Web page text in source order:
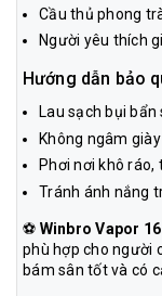
Cầu thủ phong
Người yêu thích
Hướng dẫn bảo
Lau sạch bụi bẩn
Không ngâm
Phơi nơi khô ráo,
Tránh ánh nắng
⚽ Winbro Vapor
phù hợp cho người
bám sân tốt và có